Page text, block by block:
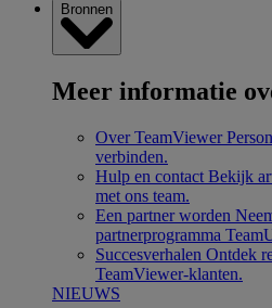
Bronnen
Meer informatie
Over TeamViewer
verbinden.
Hulp en contact Bekijk
met ons team.
Een partner worden
partnerprogramma
Succesverhalen Ontdek
TeamViewer-klanten.
NIEUWS